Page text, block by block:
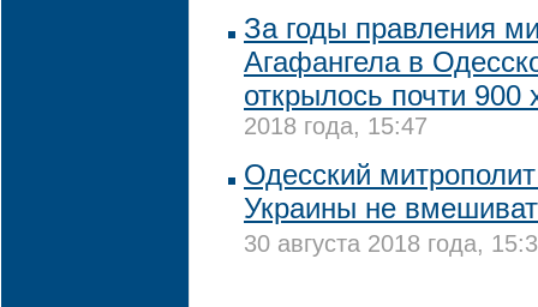
За годы правления
Агафангела в
открылось почти 900
2018 года, 15:47
Одесский
Украины не
30 августа 2018 года,